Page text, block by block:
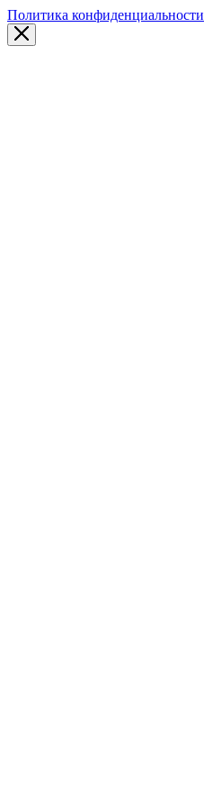
Политика конфиденциальности